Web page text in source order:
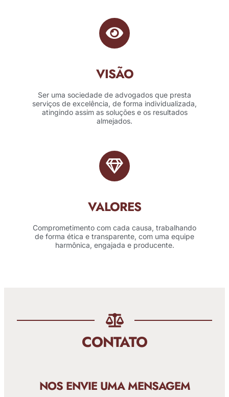
VISÃO
Ser uma sociedade de advogados que presta
serviços de excelência, de forma individualizada,
atingindo assim as soluções e os resultados
almejados.
VALORES
Comprometimento com cada causa, trabalhando
de forma ética e transparente, com uma equipe
harmônica, engajada e producente.
CONTATO
NOS ENVIE UMA MENSAGEM